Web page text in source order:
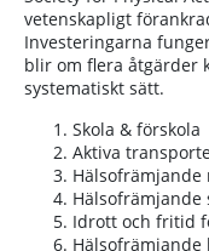
vetenskapligt
Investeringarna
blir om flera åtgärder
systematiskt sätt.
Skola & förskola
Aktiva
Idrott och fritid
Hälsofrämjande